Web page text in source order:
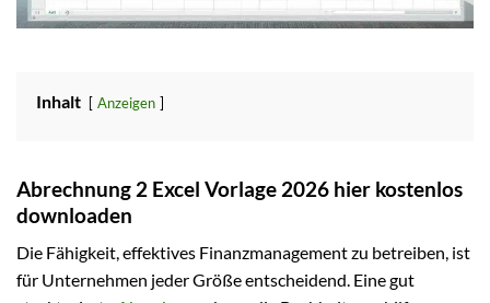
Inhalt Anzeigen
Abrechnung 2 Excel Vorlage 2026 hier kostenlos
downloaden
Die Fähigkeit, effektives Finanzmanagement zu betreiben, ist
für Unternehmen jeder Größe entscheidend. Eine gut